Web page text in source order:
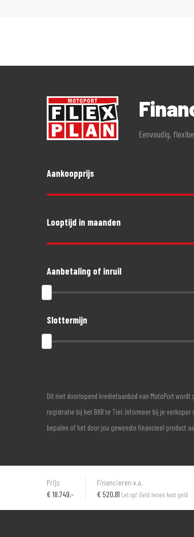
Eenvoudig,
Aankoopprijs
Looptijd in maanden
Aanbetaling of inruil
Slottermijn
Dit niet doorlopend kredietaanbod van MotoPort wordt
registratie bij het BKR te Tiel. Informeer bij je
bepalen of het door jou gewenste financieel product
Prijs
€ 18.749,-
Financieren v.a.
€ 520,81 Let op! Geld lenen kost geld